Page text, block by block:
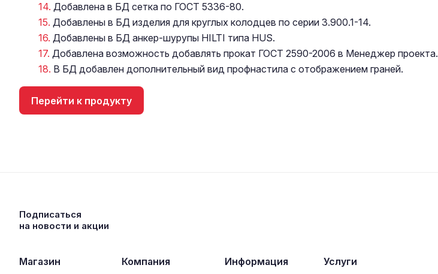
Добавлена в БД сетка по ГОСТ 5336-80.
Добавлены в БД изделия для круглых колодцев по серии 3.900.1-14.
Добавлены в БД анкер-шурупы HILTI типа HUS.
Добавлена возможность добавлять прокат ГОСТ 2590-2006 в Менеджер проекта.
В БД добавлен дополнительный вид профнастила с отображением граней.
Перейти к продукту
Подписаться
на новости и акции
Магазин Компания Информация Услуги